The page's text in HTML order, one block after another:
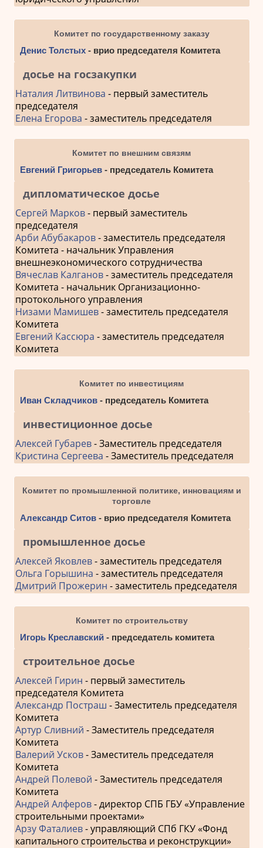
Комитет по государственному заказу
Денис Толстых- врио председателя Комитета
досье на госзакупки
Наталия Литвинова - первый заместитель
председателя
Елена Егорова - заместитель председателя
Комитет по внешним связям
Евгений Григорьев- председатель Комитета
дипломатическое досье
Сергей Марков- первый заместитель
председателя
Арби Абубакаров- заместитель председателя
Комитета - начальник Управления
внешнеэкономического сотрудничества
Вячеслав Калганов- заместитель председателя
Комитета - начальник Организационно-
протокольного управления
Низами Мамишев- заместитель председателя
Комитета
Евгений Кассюра - заместитель председателя
Комитета
Комитет по инвестициям
Иван Складчиков- председатель Комитета
инвестиционное досье
Алексей Губарев- Заместитель председателя
Кристина Сергеева - Заместитель председателя
Комитет по промышленной политике, инновациям и
торговле
Александр Ситов- врио председателя Комитета
промышленное досье
Алексей Яковлев- заместитель председателя
Ольга Горышина - заместитель председателя
Дмитрий Прожерин - заместитель председателя
Комитет по строительству
Игорь Креславский - председатель комитета
строительное досье
Алексей Гирин - первый заместитель
председателя Комитета
Александр Постраш - Заместитель председателя
Комитета
Артур Сливний - Заместитель председателя
Комитета
Валерий Усков- Заместитель председателя
Комитета
Андрей Полевой - Заместитель председателя
Комитета
Андрей Алферов- директор СПБ ГБУ «Управление
строительными проектами»
Арзу Фаталиев- управляющий СПб ГКУ «Фонд
капитального строительства и реконструкции»